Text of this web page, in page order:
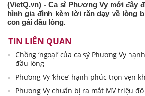
(VietQ.vn) - Ca sĩ Phương Vy mới đây
hình gia đình kèm lời răn dạy về lòng
con gái đầu lòng.
TIN LIÊN QUAN
Chồng ‘ngoại’ của ca sỹ Phương Vy
đầu lòng
Phương Vy ‘khoe’ hạnh phúc trọn vẹn
Phương Vy chuẩn bị ra mắt MV triệu đô